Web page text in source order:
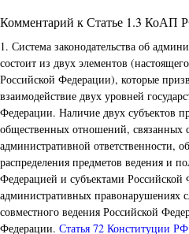
Комментарий к Статье 1.3 КоАП
1. Система законодательства об
состоит из двух элементов
Российской Федерации), которые
взаимодействие двух уровней
Федерации. Наличие двух субъектов
общественных отношений, связанных
административной ответственности,
распределения предметов ведения и
Федерацией и субъектами Российской
административных правонарушениях
совместного ведения Российской
Федерации. Статья 72 Конституции РФ